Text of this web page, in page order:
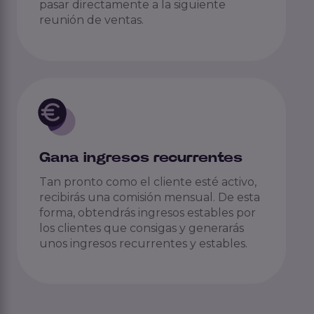
pasar directamente a la siguiente
reunión de ventas.
Gana ingresos recurrentes
Tan pronto como el cliente esté activo,
recibirás una comisión mensual. De esta
forma, obtendrás ingresos estables por
los clientes que consigas y generarás
unos ingresos recurrentes y estables.